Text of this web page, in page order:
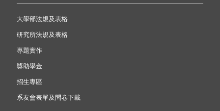
大學部法規及表格
研究所法規及表格
專題實作
獎助學金
招生專區
系友會表單及問卷下載